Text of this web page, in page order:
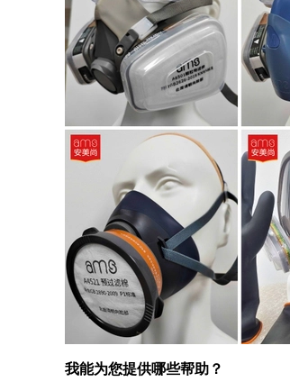
我能为您提供哪些帮助？